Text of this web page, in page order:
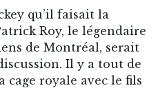
qu’il faisait la
Roy, le légendaire
de Montréal, serait
Il y a tout de
cage royale avec le fils